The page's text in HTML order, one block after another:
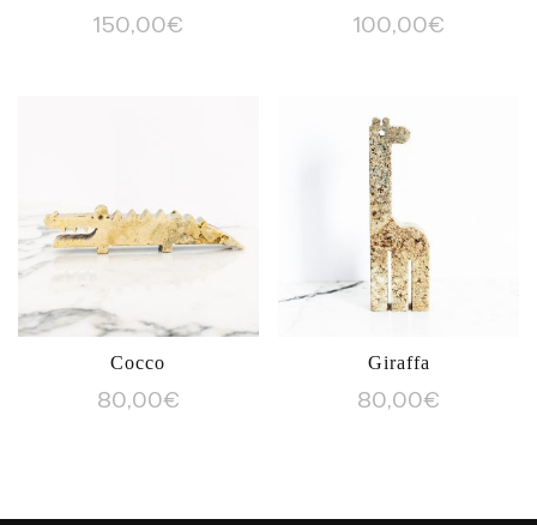
150,00€ 100,00€
Cocco
80,00€
Giraffa
80,00€